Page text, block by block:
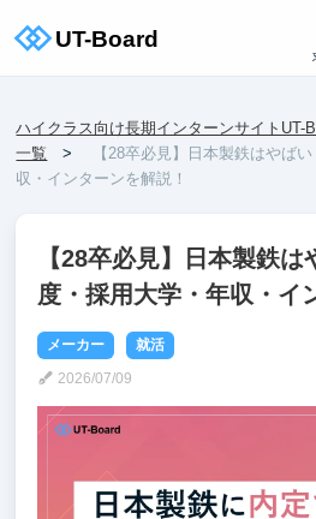
ハイクラス向け長期インターンサイトUT-
一覧
【28卒必見】日本製鉄はやば
収・インターンを解説！
【28卒必見】日本製鉄
度・採用大学・年収・イ
メーカー 就活
2026/07/09